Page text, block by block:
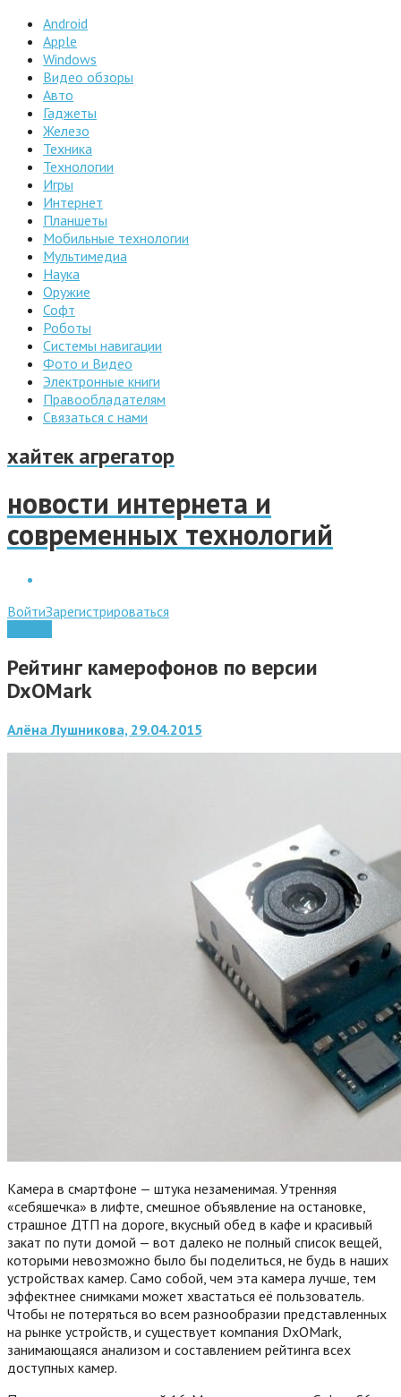
Android
Apple
Windows
Видео обзоры
Авто
Гаджеты
Железо
Техника
Технологии
Игры
Интернет
Планшеты
Мобильные технологии
Мультимедиа
Наука
Оружие
Софт
Роботы
Системы навигации
Фото и Видео
Электронные книги
Правообладателям
Связаться с нами
хайтек агрегатор
новости интернета и
современных технологий
ВойтиЗарегистрироваться
Рейтинг камерофонов по версии
DxOMark
Алёна Лушникова, 29.04.2015
Камера в смартфоне — штука незаменимая. Утренняя
«себяшечка» в лифте, смешное объявление на остановке,
страшное ДТП на дороге, вкусный обед в кафе и красивый
закат по пути домой — вот далеко не полный список вещей,
которыми невозможно было бы поделиться, не будь в наших
устройствах камер. Само собой, чем эта камера лучше, тем
эффектнее снимками может хвастаться её пользователь.
Чтобы не потеряться во всем разнообразии представленных
на рынке устройств, и существует компания DxOMark,
занимающаяся анализом и составлением рейтинга всех
доступных камер.